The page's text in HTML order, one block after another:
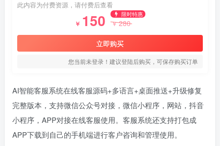
此内容为付费资源，请付费后查看
￥ 150 限时特惠
￥280
立即购买
您当前未登录！建议登陆后购买，可保存购买订单
AI智能客服系统在线客服源码+多语言+桌面推送+升级修复
完整版本，支持微信公众号对接，微信小程序，网站，抖音
小程序，APP对接在线客服使用。客服系统还支持打包成
APP下载到自己的手机端进行客户咨询和管理使用。